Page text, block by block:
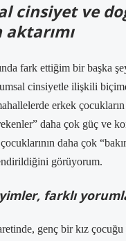
cinsiyet ve
fark ettiğim bir başka
cinsiyetle ilişkili
erkek
daha çok güç ve
daha çok
görüyorum.
farklı
genç bir kız çocuğu